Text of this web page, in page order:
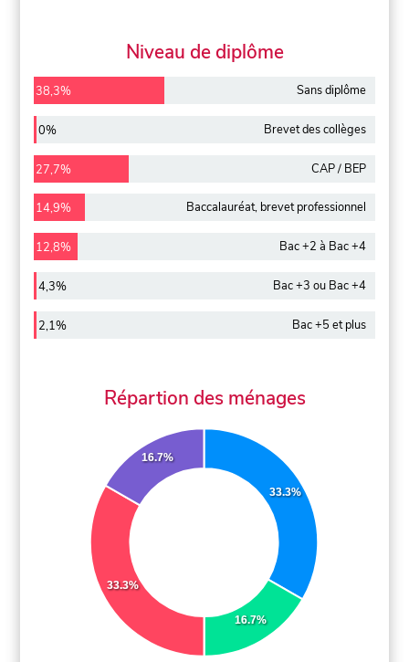
Niveau de diplôme
38,3% Sans diplôme
0% Brevet des collèges
27,7% CAP / BEP
14,9% Baccalauréat, brevet professionnel
12,8% Bac +2 à Bac +4
4,3% Bac +3 ou Bac +4
2,1% Bac +5 et plus
Répartion des ménages
33.3%
16.7%
33.3%
16.7%